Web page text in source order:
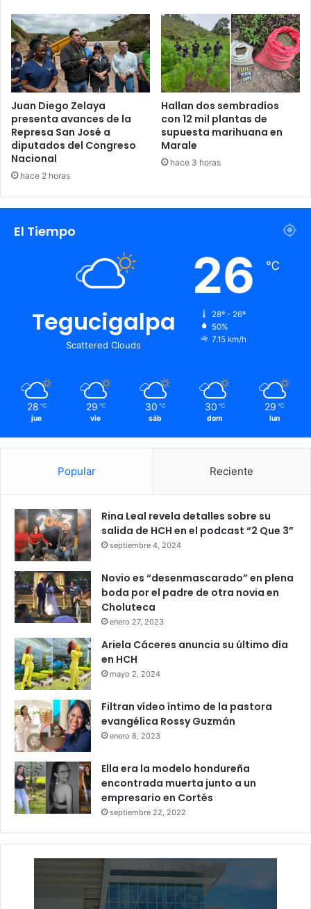
Juan Diego Zelaya
presenta avances de la
Represa San José a
diputados del Congreso
Nacional
hace 2 horas
Hallan dos sembradíos
con 12 mil plantas de
supuesta marihuana en
Marale
hace 3 horas
El Tiempo
Tegucigalpa
Scattered Clouds
26 ℃
28º - 26º
50%
7.15 km/h
28 ℃
jue
29 ℃
vie
30 ℃
sáb
30 ℃
dom
29 ℃
lun
Popular Reciente
Rina Leal revela detalles sobre su
salida de HCH en el podcast “2 Que 3”
septiembre 4, 2024
Novio es “desenmascarado” en plena
boda por el padre de otra novia en
Choluteca
enero 27, 2023
Ariela Cáceres anuncia su último día
en HCH
mayo 2, 2024
Filtran vídeo íntimo de la pastora
evangélica Rossy Guzmán
enero 8, 2023
Ella era la modelo hondureña
encontrada muerta junto a un
empresario en Cortés
septiembre 22, 2022